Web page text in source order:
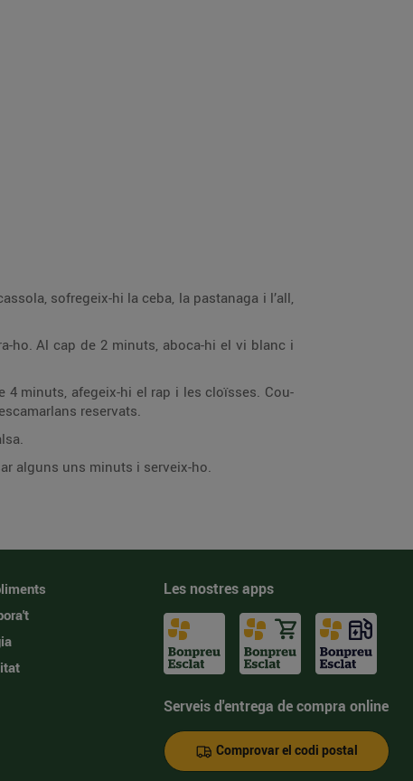
i els escamarlans reservats.
la salsa.
Deixa-ho reposar alguns uns minuts i serveix-ho.
Les nostres apps
Serveis d'entrega de compra online
Comprovar el codi postal